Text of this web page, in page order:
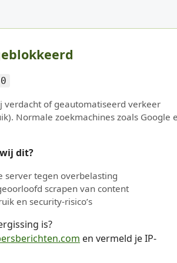
verdacht of geautomatiseerd verkeer
Normale zoekmachines zoals Google
dit?
server tegen overbelasting
scrapen van content
en security-risico’s
is?
en vermeld je IP-